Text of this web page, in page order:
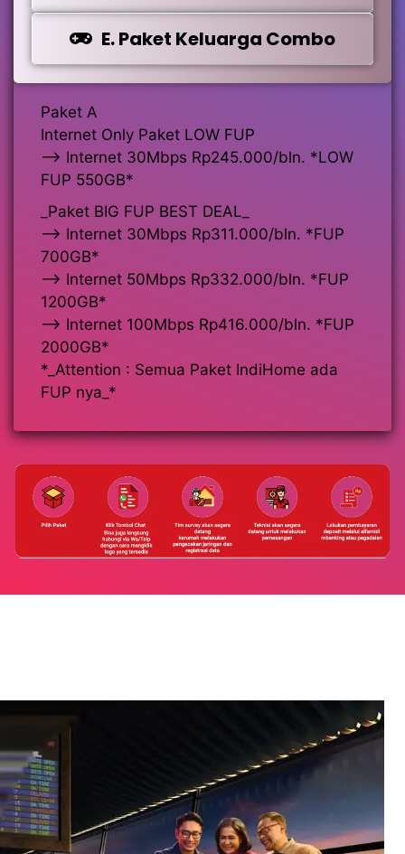
E. Paket Keluarga Combo
Paket A
Internet Only Paket LOW FUP
—> Internet 30Mbps Rp245.000/bln. *LOW
FUP 550GB*
_Paket BIG FUP BEST DEAL_
—> Internet 30Mbps Rp311.000/bln. *FUP
700GB*
—> Internet 50Mbps Rp332.000/bln. *FUP
1200GB*
—> Internet 100Mbps Rp416.000/bln. *FUP
2000GB*
*_Attention : Semua Paket IndiHome ada
FUP nya_*